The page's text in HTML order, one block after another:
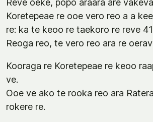
Reve oeke, popo araara are
Koretepeae re ooe vero reo a a
re: ka te keoo re taekoro re reve
Reoga reo, te vero reo ara re
Kooraga re Koretepeae re keoo
ve.
Ooe ve ako te rooka reo ara
rokere re.